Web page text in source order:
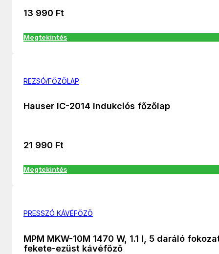
13 990 Ft
Megtekintés
REZSÓ/FŐZŐLAP
Hauser IC-2014 Indukciós főzőlap
21 990 Ft
Megtekintés
PRESSZÓ KÁVÉFŐZŐ
MPM MKW-10M 1470 W, 1.1 l, 5 daráló
fekete-ezüst kávéfőző